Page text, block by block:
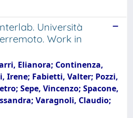
Università
Work in
Elianora; Continenza,
Irene; Fabietti, Valter; Pozzi,
Sepe, Vincenzo; Spacone,
Varagnoli, Claudio;